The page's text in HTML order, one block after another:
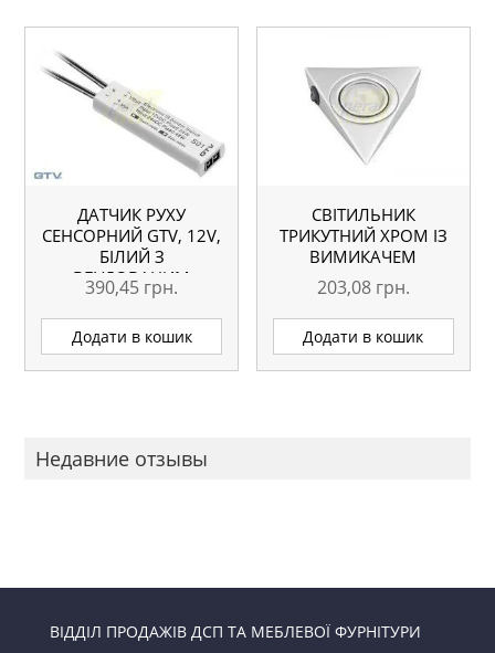
ДАТЧИК РУХУ
СЕНСОРНИЙ GTV, 12V,
БІЛИЙ З
ВБУДОВАНИМ
ДИМЕРОМ
390,45 грн.
Додати в кошик
СВІТИЛЬНИК
ТРИКУТНИЙ ХРОМ ІЗ
ВИМИКАЧЕМ
203,08 грн.
Додати в кошик
Недавние отзывы
ВІДДІЛ ПРОДАЖІВ ДСП ТА МЕБЛЕВОЇ ФУРНІТУРИ